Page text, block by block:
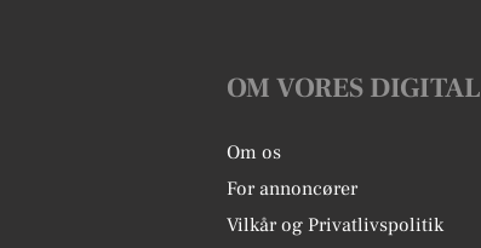
OM VORES DIGITAL
Om os
For annoncører
Vilkår og Privatlivspolitik